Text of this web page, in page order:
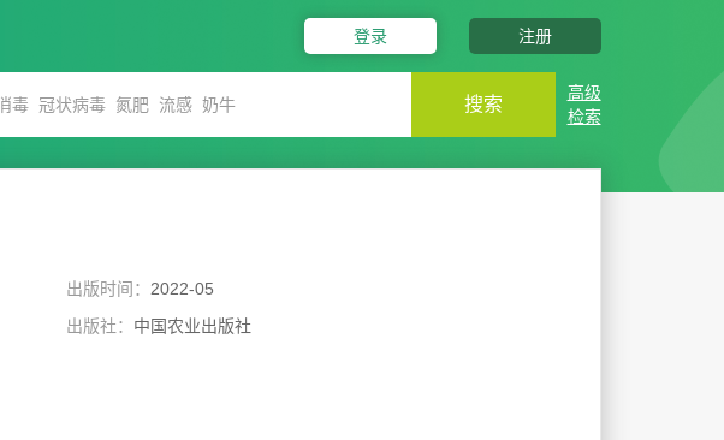
登录 注册
搜索
高级
检索
出版时间： 2022-05
出版社： 中国农业出版社